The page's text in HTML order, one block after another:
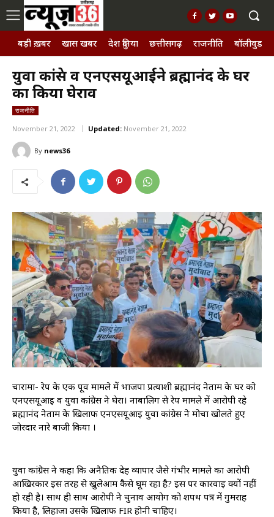
बड़ी ख़बर खास खबर देश दुनिया छत्तीसगढ़ राजनीति बॉलीवुड,
युवा कांग्रेस व एनएसयूआईने ब्रह्मानंद के घर
का किया घेराव
राजनीति
November 21, 2022 Updated: November 21, 2022
By news36
चारामा- रेप के एक पूर्व मामले में भाजपा प्रत्याशी ब्रह्मानंद नेताम के घर को
एनएसयूआई व युवा कांग्रेस ने घेरा। नाबालिग से रेप मामले में आरोपी रहे
ब्रह्मानंद नेताम के खिलाफ एनएसयूआई युवा कांग्रेस ने मोर्चा खोलते हुए
जोरदार नारे बाजी किया ।
युवा कांग्रेस ने कहा कि अनैतिक देह व्यापार जैसे गंभीर मामले का आरोपी
आखिरकार इस तरह से खुलेआम कैसे घूम रहा है? इस पर कार्रवाई क्यों नहीं
हो रही है। साथ ही साथ आरोपी ने चुनाव आयोग को शपथ पत्र में गुमराह
किया है, लिहाजा उसके खिलाफ FIR होनी चाहिए।